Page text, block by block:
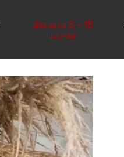
Дівчата 8 - 15
років